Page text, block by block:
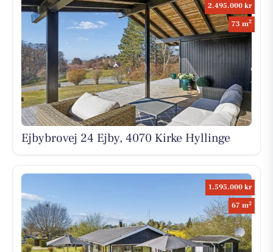
2.495.000 kr
73 m2
Ejbybrovej 24 Ejby, 4070 Kirke Hyllinge
1.595.000 kr
67 m2